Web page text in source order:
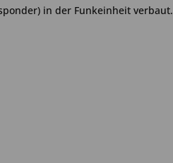
in der Funkeinheit verbaut.